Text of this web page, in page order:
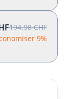
194.98 CHF
9%